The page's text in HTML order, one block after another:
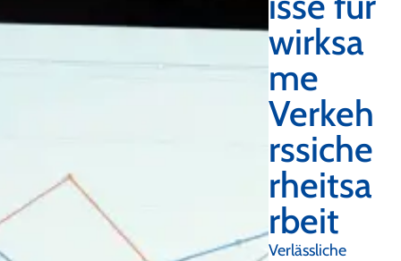
wirksa
me
Verkeh
rssiche
rheitsa
rbeit
Verlässliche